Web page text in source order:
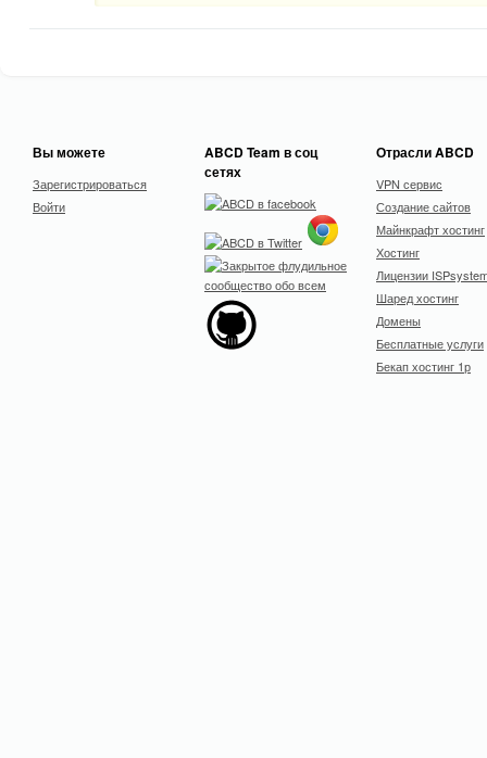
Вы можете
Зарегистрироваться
Войти
ABCD Team в соц
сетях
Отрасли ABCD
VPN сервис
Создание сайтов
Майнкрафт хостинг
Хостинг
Лицензии
Шаред хостинг
Домены
Бесплатные услуги
Бекап хостинг 1р